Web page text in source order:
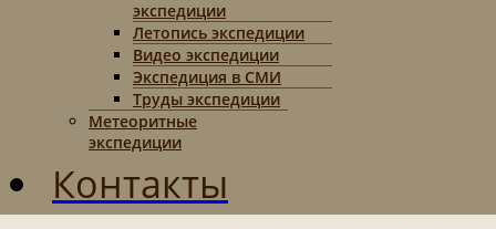
экспедиции
Летопись экспедиции
Видео экспедиции
Экспедиция в СМИ
Труды экспедиции
Метеоритные
экспедиции
Контакты